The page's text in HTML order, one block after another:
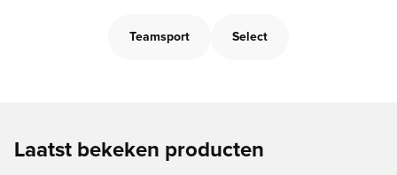
Teamsport Select
Laatst bekeken producten